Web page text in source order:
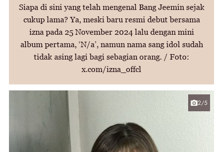
Siapa di sini yang telah mengenal Bang Jeemin sejak
cukup lama? Ya, meski baru resmi debut bersama
izna pada 25 November 2024 lalu dengan mini
album pertama, ‘N/a’, namun nama sang idol sudah
tidak asing lagi bagi sebagian orang. / Foto:
x.com/izna_offcl
2/5